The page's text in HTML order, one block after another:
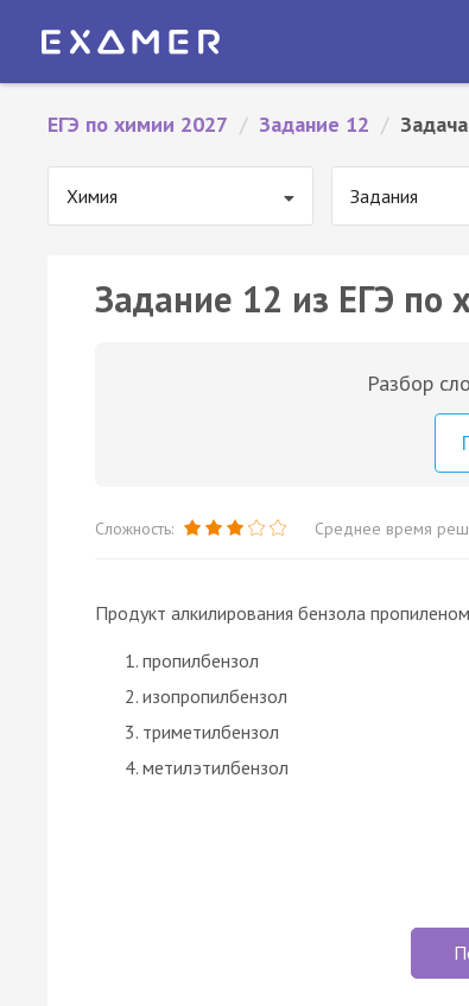
ЕГЭ по химии 2027 / Задание 12 /
Химия Задания
Задание 12 из ЕГЭ по
Разбор
Сложность: Среднее время
Продукт алкилирования бензола
пропилбензол
изопропилбензол
триметилбензол
метилэтилбензол